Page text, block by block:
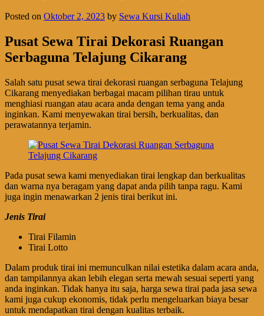
Posted on Oktober 2, 2023 by Sewa Kursi Kuliah
Pusat Sewa Tirai Dekorasi Ruangan
Serbaguna Telajung Cikarang
Salah satu pusat sewa tirai dekorasi ruangan serbaguna Telajung
Cikarang menyediakan berbagai macam pilihan tirau untuk
menghiasi ruangan atau acara anda dengan tema yang anda
inginkan. Kami menyewakan tirai bersih, berkualitas, dan
perawatannya terjamin.
Pada pusat sewa kami menyediakan tirai lengkap dan berkualitas
dan warna nya beragam yang dapat anda pilih tanpa ragu. Kami
juga ingin menawarkan 2 jenis tirai berikut ini.
Jenis Tirai
Tirai Filamin
Tirai Lotto
Dalam produk tirai ini memunculkan nilai estetika dalam acara anda,
dan tampilannya akan lebih elegan serta mewah sesuai seperti yang
anda inginkan. Tidak hanya itu saja, harga sewa tirai pada jasa sewa
kami juga cukup ekonomis, tidak perlu mengeluarkan biaya besar
untuk mendapatkan tirai dengan kualitas terbaik.